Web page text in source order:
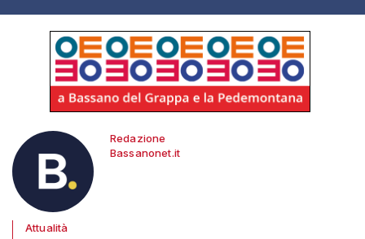
Redazione
Bassanonet.it
Attualità